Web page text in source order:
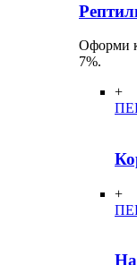
Оформи
7%.
+
+